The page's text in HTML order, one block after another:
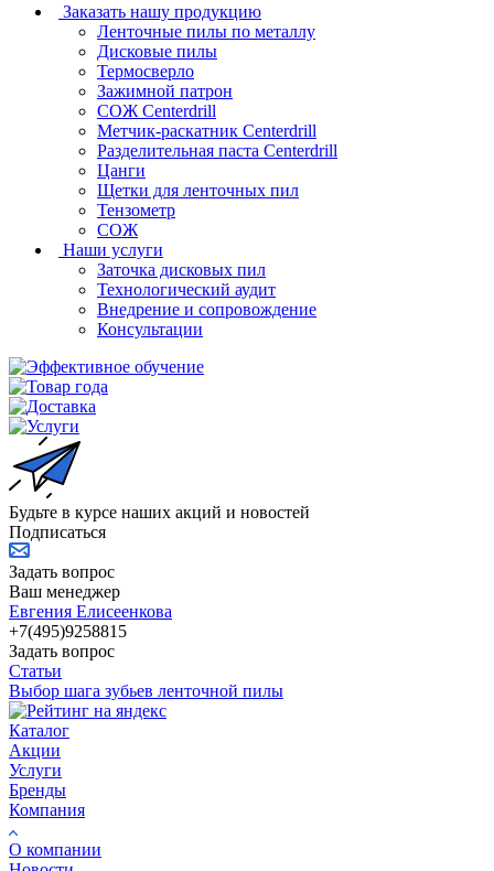
Заказать нашу продукцию
Ленточные пилы по металлу
Дисковые пилы
Термосверло
Зажимной патрон
СОЖ Centerdrill
Метчик-раскатник Centerdrill
Разделительная паста Centerdrill
Цанги
Щетки для ленточных пил
Тензометр
СОЖ
Наши услуги
Заточка дисковых пил
Технологический аудит
Внедрение и сопровождение
Консультации
Будьте в курсе наших акций и новостей
Подписаться
Задать вопрос
Ваш менеджер
Евгения Елисеенкова
+7(495)9258815
Задать вопрос
Статьи
Выбор шага зубьев ленточной пилы
Каталог
Акции
Услуги
Бренды
Компания
О компании